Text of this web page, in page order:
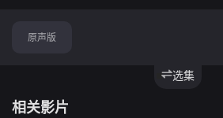
选集
原声版
相关影片